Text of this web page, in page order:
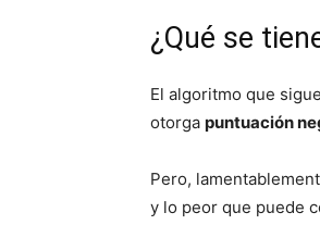
¿Qué se
El algoritmo que
otorga puntuación
Pero,
y lo peor que puede